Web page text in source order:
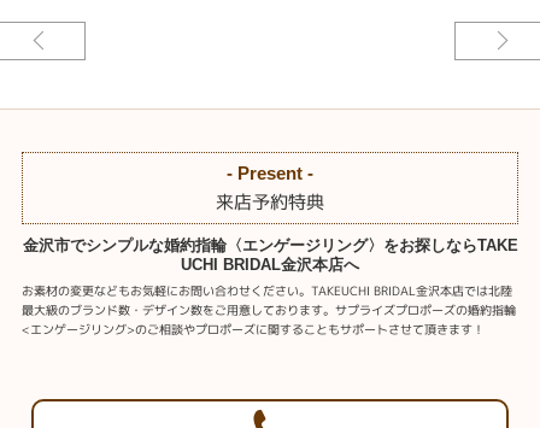
- Present -
来店予約特典
金沢市でシンプルな婚約指輪〈エンゲージリング〉をお探しならTAKE
UCHI BRIDAL金沢本店へ
お素材の変更などもお気軽にお問い合わせください。TAKEUCHI BRIDAL金沢本店では北陸
最大級のブランド数・デザイン数をご用意しております。サプライズプロポーズの婚約指輪
<エンゲージリング>のご相談やプロポーズに関することもサポートさせて頂きます！